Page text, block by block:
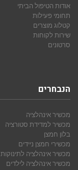
אודות הטיפול הביתי
תחומי פעילות
קטלוג מוצרים
שירות לקוחות
סרטונים
הנבחרים
מכשיר אינהלציה
מכשיר למדידת סטורציה
בלון חמצן
מכשירי חמצן ניידים
מכשיר אינהלציה לתינוקות
מכשיר אינהלציה לילדים